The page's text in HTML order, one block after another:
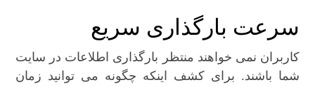
سرعت بارگذاری سریع
کاربران نمی خواهند منتظر بارگذاری اطلاعات در سایت
شما باشند. برای کشف اینکه چگونه می توانید زمان